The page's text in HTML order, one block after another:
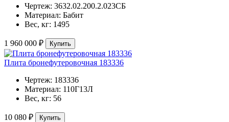
Чертеж: 3632.02.200.2.023СБ
Материал: Бабит
Вес, кг: 1495
1 960 000 ₽ Купить
Плита бронефутеровочная 183336
Чертеж: 183336
Материал: 110Г13Л
Вес, кг: 56
10 080 ₽ Купить